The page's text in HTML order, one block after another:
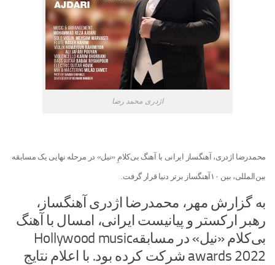
اژدری محمد رضا
محمدرضا اژدری، آهنگساز ایرانی با آهنگ بی‌کلامِ «نیل» در مرحله نهایی یک مسابقه
بین‌المللی، بین ۱۰آهنگساز برتر دنیا قرار گرفت.
به گزارش مهر، محمدرضا اژدری آهنگساز،
رهبر ارکستر و پیانیست ایرانی، امسال با آهنگ
بی‌کلام «نیل» در مسابقه‌Hollywood music
awards 2022 شرکت کرده بود. با اعلام نتایج